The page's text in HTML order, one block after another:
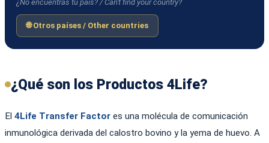
¿No encuentras tu país? / Can't find your country?
🌐 Otros países / Other countries
¿Qué son los Productos 4Life?
El 4Life Transfer Factor es una molécula de comunicación
inmunológica derivada del calostro bovino y la yema de huevo. A